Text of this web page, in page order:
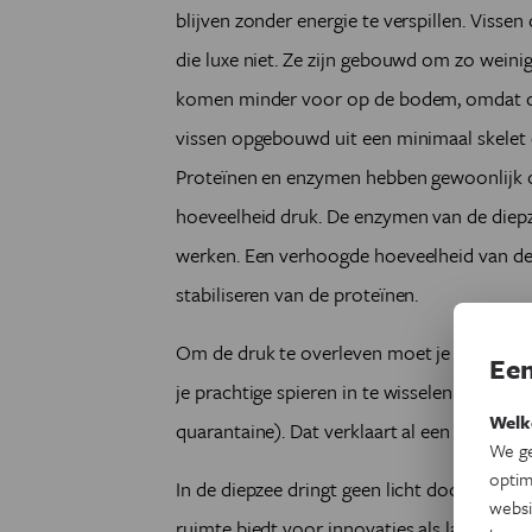
blijven zonder energie te verspillen.
die luxe niet. Ze zijn gebouwd om zo
komen minder voor op de bodem, omdat
vissen opgebouwd uit een minimaal
Proteïnen en enzymen hebben
hoeveelheid druk. De enzymen van de
werken. Een verhoogde hoeveelheid van
stabiliseren van de proteïnen.
Om de druk te overleven moet je dus heel
je prachtige spieren in te wisselen voor
quarantaine). Dat verklaart al een deel
In de diepzee dringt geen licht door. Dat
We